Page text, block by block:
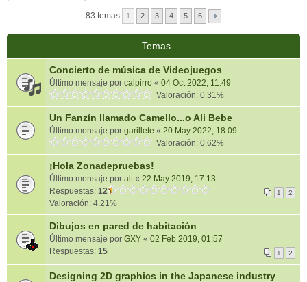
83 temas 1 2 3 4 5 6
Temas
Concierto de música de Videojuegos
Último mensaje por calpirro « 04 Oct 2022, 11:49
Valoración: 0.31%
Un Fanzín llamado Camello...o Ali Bebe
Último mensaje por garillete « 20 May 2022, 18:09
Valoración: 0.62%
¡Hola Zonadepruebas!
Último mensaje por alt« 22 May 2019, 17:13
Respuestas: 12 1 2
Valoración: 4.21%
Dibujos en pared de habitación
Último mensaje por GXY « 02 Feb 2019, 01:57
Respuestas: 15 1 2
Designing 2D graphics in the Japanese industry